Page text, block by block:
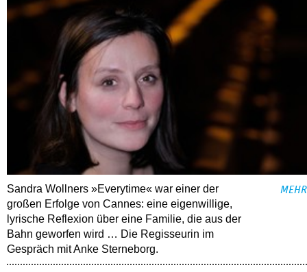
Sandra Wollners »Everytime« war einer der
großen Erfolge von Cannes: eine eigenwillige,
lyrische Reflexion über eine ­Familie, die aus der
Bahn geworfen wird … Die Regisseurin im
Gespräch mit Anke Sterneborg.
MEHR